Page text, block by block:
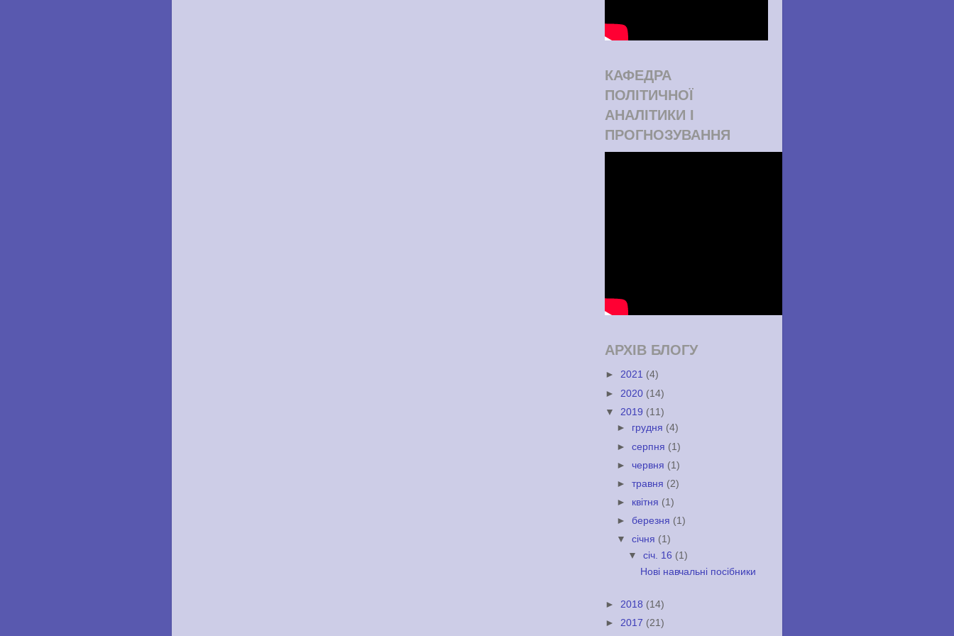
КАФЕДРА
ПОЛІТИЧНОЇ
АНАЛІТИКИ І
ПРОГНОЗУВАННЯ
АРХІВ БЛОГУ
► 2021 (4)
► 2020 (14)
▼ 2019 (11)
► грудня (4)
►серпня (1)
►червня (1)
►травня (2)
► квітня (1)
► березня (1)
▼січня (1)
▼січ. 16 (1)
Нові навчальні посібники
► 2018 (14)
► 2017 (21)